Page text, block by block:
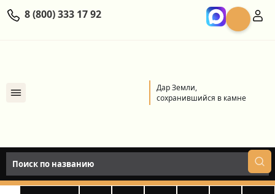
8 (800) 333 17 92
Дар Земли,
сохранившийся в камне